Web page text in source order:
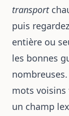
transport
puis
entière ou
les bonnes
mots voisins
un champ